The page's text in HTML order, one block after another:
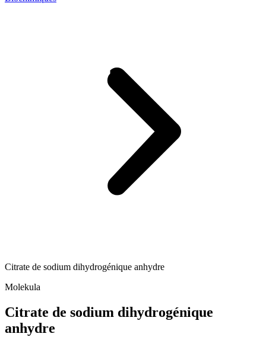
Citrate de sodium dihydrogénique anhydre
Molekula
Citrate de sodium dihydrogénique
anhydre